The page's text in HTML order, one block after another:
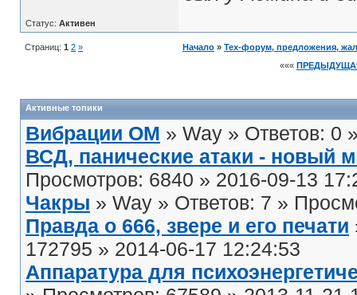
Статус: Активен
Страниц: 1 2 » Начало » Тех-форум, предложения,
«««
Активные топики
Вибрации ОМ » Way » Ответов: 0
ВСД, панические атаки - новый
Просмотров: 6840 » 2016-09-13
Чакры » Way » Ответов: 7 »
Правда о 666, звере и его печати
172795 » 2014-06-17 12:24:53
Аппаратура для